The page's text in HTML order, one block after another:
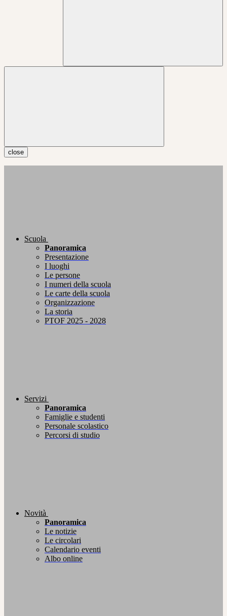
close
Scuola
Panoramica
Presentazione
I luoghi
Le persone
I numeri della scuola
Le carte della scuola
Organizzazione
La storia
PTOF 2025 - 2028
Servizi
Panoramica
Famiglie e studenti
Personale scolastico
Percorsi di studio
Novità
Panoramica
Le notizie
Le circolari
Calendario eventi
Albo online